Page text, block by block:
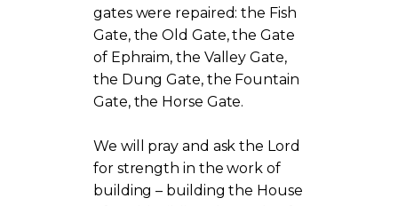
gates were repaired: the Fish
Gate, the Old Gate, the Gate
of Ephraim, the Valley Gate,
the Dung Gate, the Fountain
Gate, the Horse Gate.
We will pray and ask the Lord
for strength in the work of
building – building the House